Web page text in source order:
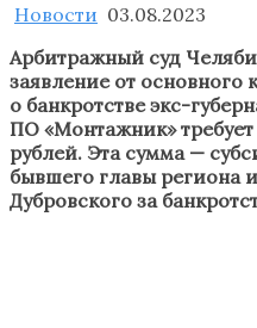
Новости 03.08.2023
Арбитражный суд
заявление от основного
о банкротстве экс-
ПО «Монтажник»
рублей. Эта сумма —
бывшего главы региона
Дубровского за